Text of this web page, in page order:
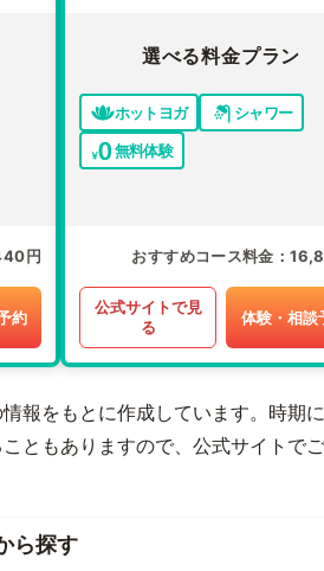
円
約
選べる料金プラン
ホットヨガ
シャワー
無料体験
おすすめコース料金
公式サイトで見
る
体験・相談
報をもとに作成しています。時期
ともありますので、公式サイトでご
ら探す